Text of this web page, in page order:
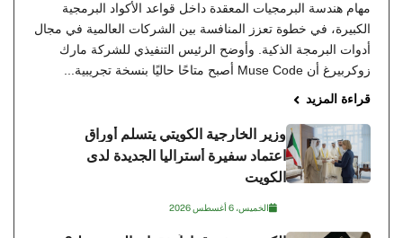
مهام هندسة البرمجيات المعقدة داخل قواعد الأكواد البرمجية
الكبيرة، في خطوة تعزز المنافسة بين الشركات العالمية في مجال
أدوات البرمجة الذكية. وأوضح الرئيس التنفيذي للشركة مارك
زوكربيرغ أن Muse Code أصبح متاحًا حاليًا بنسخة تجريبية...
قراءة المزيد
وزير الخارجية الكويتي يتسلم أوراق
اعتماد سفيرة أستراليا الجديدة لدى
الكويت
الخميس، 6 أغسطس 2026